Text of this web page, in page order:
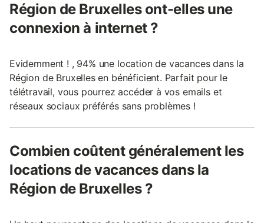
Région de Bruxelles ont-elles une
connexion à internet ?
Evidemment ! , 94% une location de vacances dans la
Région de Bruxelles en bénéficient. Parfait pour le
télétravail, vous pourrez accéder à vos emails et
réseaux sociaux préférés sans problèmes !
Combien coûtent généralement les
locations de vacances dans la
Région de Bruxelles ?